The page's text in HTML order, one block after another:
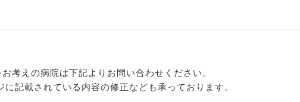
考えの病院は下記よりお問い合わせください。
記載されている内容の修正なども承っております。